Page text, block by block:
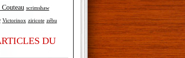
scrimshaw
Victorinox ziricote zébu
DU